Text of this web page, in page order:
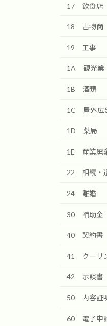
17 飲食店
18 古物商
19 工事
1A 観光業
1B 酒類
1C 屋外広
1D 薬局
1E 産業廃
22 相続・
24 離婚
30 補助金
40 契約書
41 クーリ
42 示談書
50 内容証
60 電子申